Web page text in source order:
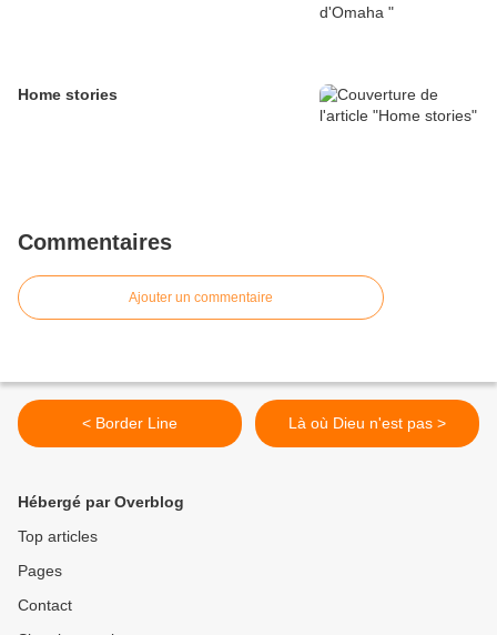
Home stories
Commentaires
Ajouter un commentaire
< Border Line Là où Dieu n'est pas >
Hébergé par Overblog
Top articles
Pages
Contact